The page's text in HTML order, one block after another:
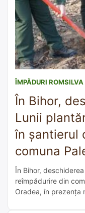
ÎMPĂDURI ROMSILVA
În Bihor,
Lunii
în șantierul
comuna
În Bihor,
reîmpădurire din
Oradea, în prezența